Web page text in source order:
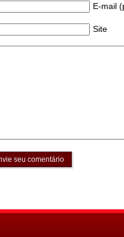
E-mail
Site
seu comentário